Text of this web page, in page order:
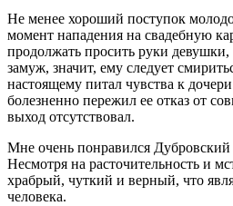
Не менее хороший поступок
момент нападения на свадебную
продолжать просить руки
замуж, значит, ему следует
настоящему питал чувства к
болезненно пережил ее отказ от
выход отсутствовал.
Мне очень понравился Дубровский
Несмотря на расточительность и
храбрый, чуткий и верный, что
человека.